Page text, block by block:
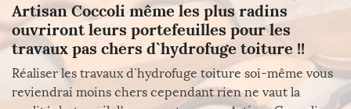
Artisan Coccoli même les plus radins
ouvriront leurs portefeuilles pour les
travaux pas chers d`hydrofuge toiture !!
Réaliser les travaux d`hydrofuge toiture soi-même vous
reviendrai moins chers cependant rien ne vaut la